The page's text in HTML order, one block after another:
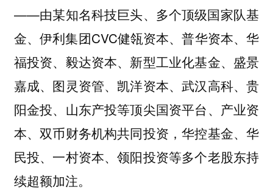
——由某知名科技巨头、多个顶级国家队基
金、伊利集团CVC健瓴资本、普华资本、华
福投资、毅达资本、新型工业化基金、盛景
嘉成、图灵资管、凯洋资本、武汉高科、贵
阳金投、山东产投等顶尖国资平台、产业资
本、双币财务机构共同投资，华控基金、华
民投、一村资本、领阳投资等多个老股东持
续超额加注。